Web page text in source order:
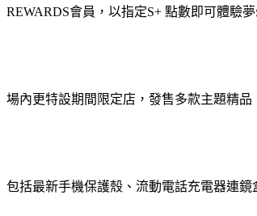
REWARDS會員，以指定S+ 點數即可體驗
場內更特設期間限定店，發售多款主題精
包括最新手機保護殼、流動電話充電器連